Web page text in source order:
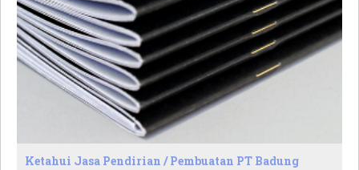
Ketahui Jasa Pendirian / Pembuatan PT Badung